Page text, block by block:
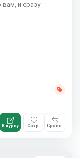
вам, и сразу
К курсу Сохр. Сравн.